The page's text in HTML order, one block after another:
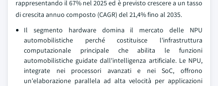
rappresentando il 67% nel 2025 ed è previsto crescere a un tasso
di crescita annuo composto (CAGR) del 21,4% fino al 2035.
Il segmento hardware domina il mercato delle NPU
automobilistiche perché costituisce l'infrastruttura
computazionale principale che abilita le funzioni
automobilistiche guidate dall'intelligenza artificiale. Le NPU,
integrate nei processori avanzati e nei SoC, offrono
un'elaborazione parallela ad alta velocità per applicazioni